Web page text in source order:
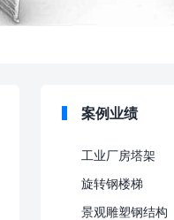
案例业绩
工业厂房塔架
旋转钢楼梯
景观雕塑钢结构